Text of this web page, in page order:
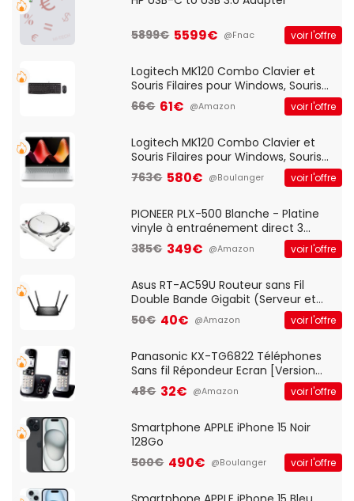
5899€ 5599€ @Fnac voir l'offre
Logitech MK120 Combo Clavier et
Souris Filaires pour Windows, Souris
Optique Filaire, Connexion USB Plug
And Play, Confortable, Taille
QWERTY UK - Noir
66€ 61€ @Amazon voir l'offre
Logitech MK120 Combo Clavier et
Souris Filaires pour Windows, Souris
Optique Filaire, Connexion USB Plug
And Play, Confortable, Taille
QWERTY UK - Noir
763€ 580€ @Boulanger voir l'offre
PIONEER PLX-500 Blanche - Platine
vinyle à entraénement direct 3
vitesses (33-45-78 trs/min) avec
pre-ampli intégré et port USB
385€ 349€ @Amazon voir l'offre
Asus RT-AC59U Routeur sans Fil
Double Bande Gigabit (Serveur et
Client VPN, Triple Vlan, Mode Point
d'accès et Bridge, contrôle Parental,
50€ 40€ @Amazon voir l'offre
Panasonic KX-TG6822 Téléphones
Sans fil Répondeur Ecran [Version
Française]
48€ 32€ @Amazon voir l'offre
Smartphone APPLE iPhone 15 Noir
128Go
500€ 490€ @Boulanger voir l'offre